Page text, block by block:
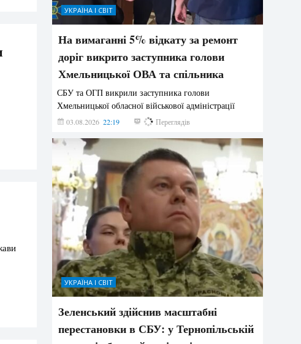
УКРАЇНА І СВІТ
На вимаганні 5% відкату за ремонт
доріг викрито заступника голови
Хмельницької ОВА та спільника
СБУ та ОГП викрили заступника голови
Хмельницької обласної військової адміністрації
03.08.2026 22:19 829 Переглядів
УКРАЇНА І СВІТ
Зеленський здійснив масштабні
перестановки в СБУ: у Тернопільській